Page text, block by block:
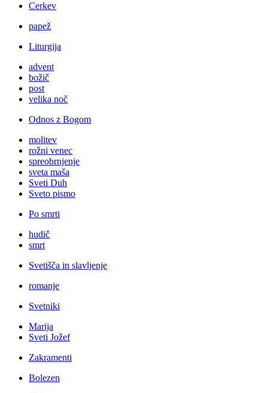
Cerkev
papež
Liturgija
advent
božič
post
velika noč
Odnos z Bogom
molitev
rožni venec
spreobrnjenje
sveta maša
Sveti Duh
Sveto pismo
Po smrti
hudič
smrt
Svetišča in slavljenje
romanje
Svetniki
Marija
Sveti Jožef
Zakramenti
Bolezen